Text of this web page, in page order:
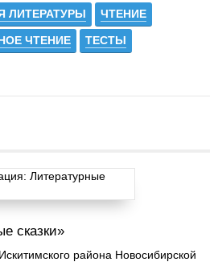
ЛИТЕРАТУРЫ ЧТЕНИЕ
ЧТЕНИЕ ТЕСТЫ
сказки»
района Новосибирской